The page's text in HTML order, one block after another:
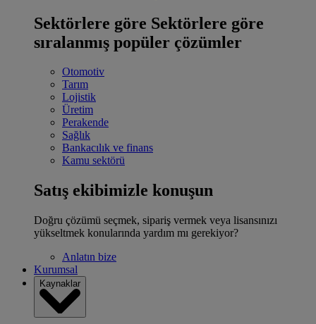
Sektörlere göre Sektörlere göre
sıralanmış popüler çözümler
Otomotiv
Tarım
Lojistik
Üretim
Perakende
Sağlık
Bankacılık ve finans
Kamu sektörü
Satış ekibimizle konuşun
Doğru çözümü seçmek, sipariş vermek veya lisansınızı
yükseltmek konularında yardım mı gerekiyor?
Anlatın bize
Kurumsal
Kaynaklar